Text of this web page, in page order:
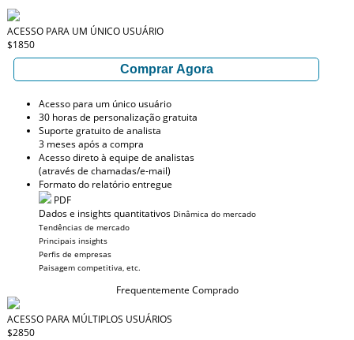
ACESSO PARA UM ÚNICO USUÁRIO
$1850
Comprar Agora
Acesso para um único usuário
30 horas de personalização gratuita
Suporte gratuito de analista
3 meses após a compra
Acesso direto à equipe de analistas
(através de chamadas/e-mail)
Formato do relatório entregue
PDF
Dados e insights quantitativos Dinâmica do mercado
Tendências de mercado
Principais insights
Perfis de empresas
Paisagem competitiva, etc.
Frequentemente Comprado
ACESSO PARA MÚLTIPLOS USUÁRIOS
$2850